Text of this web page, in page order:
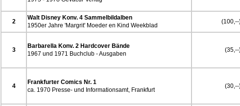
2
Walt Disney Konv. 4 Sammelbildalben
1950er Jahre 'Margrit' Moeder en Kind Weekblad
(100,--
3
Barbarella Konv. 2 Hardcover Bände
1967 und 1971 Buchclub - Ausgaben
(35,--
4
Frankfurter Comics Nr. 1
ca. 1970 Presse- und Informationsamt, Frankfurt
(30,--